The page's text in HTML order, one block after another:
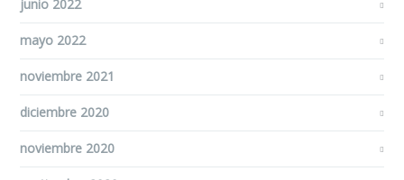
junio 2022
mayo 2022
noviembre 2021
diciembre 2020
noviembre 2020